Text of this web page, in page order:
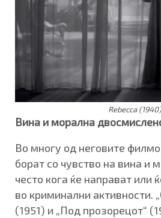
Rebecca (1940)
Винa и морална
Во многу од неговите
борат со чувство на вина и
често кога ќе направат или
во криминални активности.
(1951) и „Под прозорецот“